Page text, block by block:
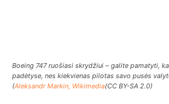
Boeing 747 ruošiasi skrydžiui – galite pamatyti,
padėtyse, nes kiekvienas pilotas savo pusės
(Aleksandr Markin, Wikimedia(CC BY-SA 2.0)